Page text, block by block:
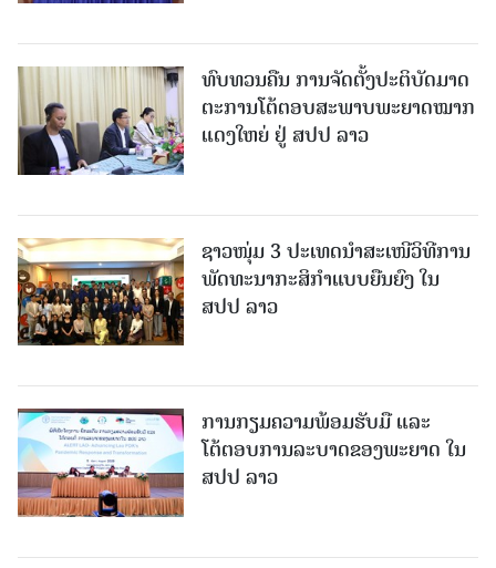
ທົບທວນຄືນ ການຈັດຕັ້ງປະຕິບັດມາດ
ຕະການໂຕ້ຕອບສະພາບພະຍາດໝາກ
ແດງໃຫຍ່ ຢູ່ ສປປ ລາວ
ຊາວໜຸ່ມ 3 ປະເທດນຳສະເໜີວິທີການ
ພັດທະນາກະສິກຳແບບຍືນຍົງ ໃນ
ສປປ ລາວ
ການກຽມຄວາມພ້ອມຮັບມື ແລະ
ໂຕ້ຕອບການລະບາດຂອງພະຍາດ ໃນ
ສປປ ລາວ